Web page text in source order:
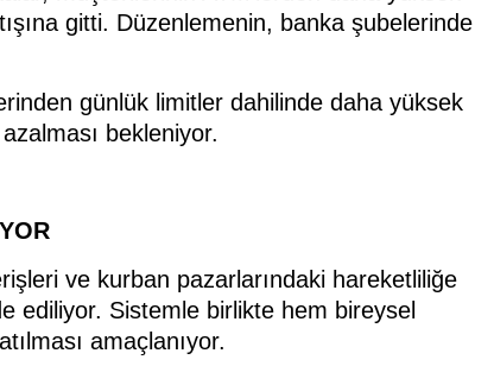
gitti. Düzenlemenin, banka şubelerinde
günlük limitler dahilinde daha yüksek
bekleniyor.
ve kurban pazarlarındaki hareketliliğe
ediliyor. Sistemle birlikte hem bireysel
amaçlanıyor.